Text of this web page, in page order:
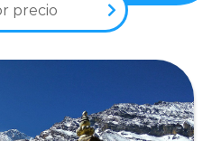
precio